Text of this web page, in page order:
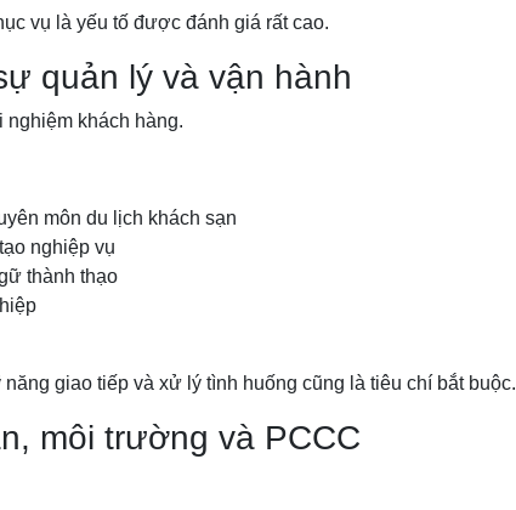
vụ là yếu tố được đánh giá rất cao.
quản lý và vận hành
nghiệm khách hàng.
môn du lịch khách sạn
nghiệp vụ
thành thạo
giao tiếp và xử lý tình huống cũng là tiêu chí bắt buộc.
môi trường và PCCC